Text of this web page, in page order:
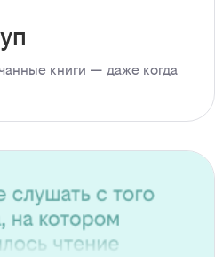
книги — даже когда